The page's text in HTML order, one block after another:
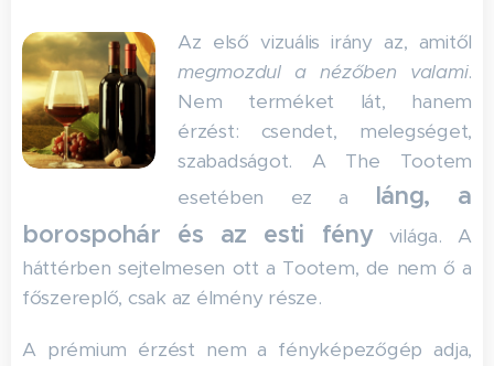
Az első vizuális irány az, amitől
megmozdul a nézőben valami.
Nem terméket lát, hanem
érzést: csendet, melegséget,
szabadságot. A The Tootem
esetében ez a láng, a
borospohár és az esti fényvilága. A
háttérben sejtelmesen ott a Tootem, de nem ő a
főszereplő, csak az élmény része.
A prémium érzést nem a fényképezőgép adja,